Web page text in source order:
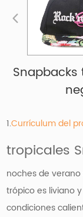
1.Currículum del
tropicales
noches de
trópico es liviano
condiciones